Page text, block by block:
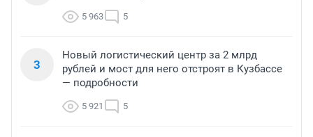
5 963 5
3
Новый логистический центр за 2 млрд
рублей и мост для него отстроят в Кузбассе
— подробности
5 921 5